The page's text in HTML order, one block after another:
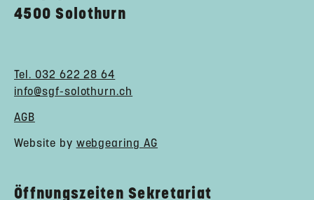
4500 Solothurn
Tel. 032 622 28 64
info@sgf-solothurn.ch
AGB
Website by webgearing AG
Öffnungszeiten Sekretariat